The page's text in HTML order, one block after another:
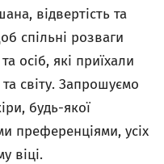
відвертість та
спільні розваги
осіб, які приїхали
світу. Запрошуємо
будь-якої
преференціями, усіх
віці.